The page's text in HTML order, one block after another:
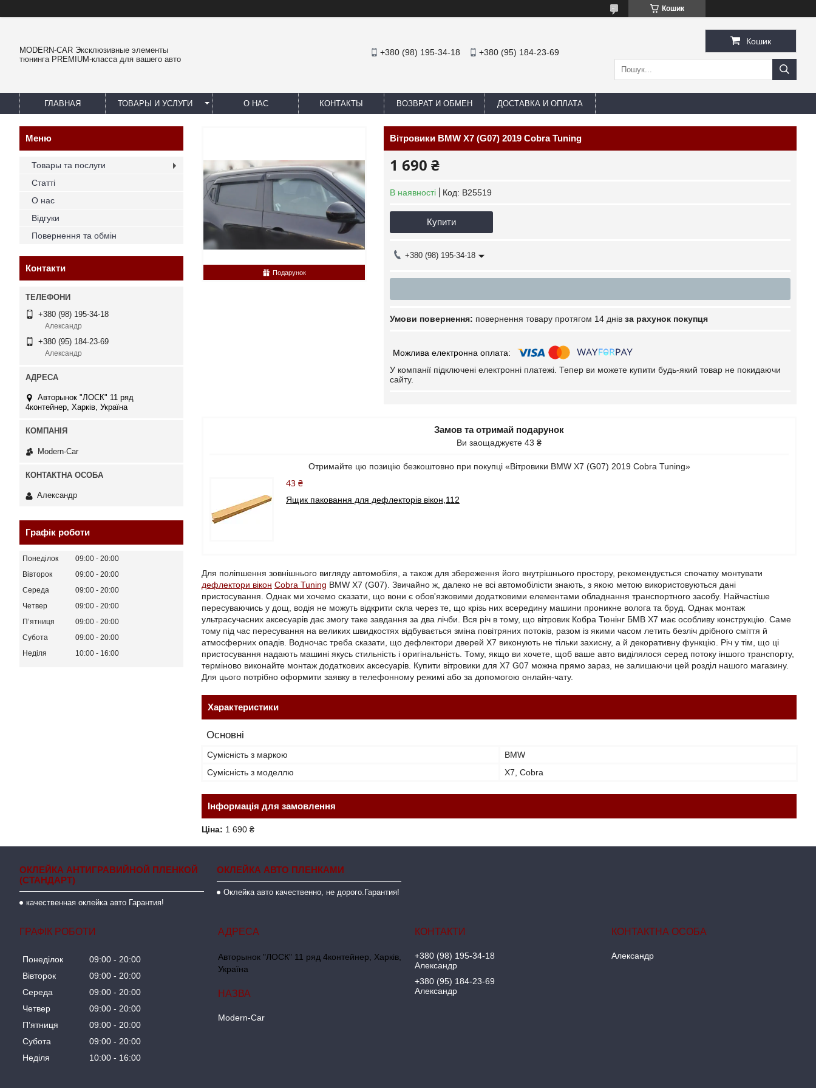
Кошик
MODERN-CAR Эксклюзивные элементы
тюнинга PREMIUM-класса для вашего авто
+380 (98) 195-34-18 +380 (95) 184-23-69
Кошик
ГЛАВНАЯ ТОВАРЫ И УСЛУГИ О НАС КОНТАКТЫ ВОЗВРАТ И ОБМЕН ДОСТАВКА И ОПЛАТА
Подарунок
Вітровики BMW X7 (G07) 2019 Cobra Tuning
1 690 ₴
В наявності Код: B25519
Купити
+380 (98) 195-34-18
повернення товару протягом 14 днів за рахунок покупця
У компанії підключені електронні платежі. Тепер ви можете купити будь-який товар не покидаючи
сайту.
Замов та отримай подарунок
Ви заощаджуєте 43 ₴
Отримайте цю позицію безкоштовно при покупці «Вітровики BMW X7 (G07) 2019 Cobra Tuning»
43 ₴
Ящик паковання для дефлекторів вікон,112
Для поліпшення зовнішнього вигляду автомобіля, а також для збереження його внутрішнього простору, рекомендується спочатку монтувати
дефлектори вікон Cobra Tuning BMW X7 (G07). Звичайно ж, далеко не всі автомобілісти знають, з якою метою використовуються дані
пристосування. Однак ми хочемо сказати, що вони є обов'язковими додатковими елементами обладнання транспортного засобу. Найчастіше
пересуваючись у дощ, водія не можуть відкрити скла через те, що крізь них всередину машини проникне волога та бруд. Однак монтаж
ультрасучасних аксесуарів дає змогу таке завдання за два лічби. Вся річ в тому, що вітровик Кобра Тюнінг БМВ Х7 має особливу конструкцію. Саме
тому під час пересування на великих швидкостях відбувається зміна повітряних потоків, разом із якими часом летить безліч дрібного сміття й
атмосферних опадів. Водночас треба сказати, що дефлектори дверей X7 виконують не тільки захисну, а й декоративну функцію. Річ у тім, що ці
пристосування надають машині якусь стильність і оригінальність. Тому, якщо ви хочете, щоб ваше авто виділялося серед потоку іншого транспорту,
терміново виконайте монтаж додаткових аксесуарів. Купити вітровики для Х7 G07 можна прямо зараз, не залишаючи цей розділ нашого магазину.
Для цього потрібно оформити заявку в телефонному режимі або за допомогою онлайн-чату.
Характеристики
Основні
Сумісність з маркою
BMW
Сумісність з моделлю
X7, Cobra
Інформація для замовлення
Ціна: 1 690 ₴
Товары та послуги
Статті
О нас
Відгуки
Повернення та обмін
Контакти
+380 (98) 195-34-18
Александр
+380 (95) 184-23-69
Александр
Авторынок "ЛОСК" 11 ряд
4контейнер, Харків, Україна
Modern-Car
Александр
Графік роботи
Понеділок 09:00
20:00
Вівторок
09:00
20:00
Середа
09:00
20:00
Четвер
09:00
20:00
Пʼятниця
09:00
20:00
Субота
09:00
20:00
Неділя
10:00 16:00
ОКЛЕЙКА АНТИГРАВИЙНОЙ ПЛЕНКОЙ
(СТАНДАРТ)
качественная оклейка авто Гарантия!
ОКЛЕЙКА АВТО ПЛЕНКАМИ
Оклейка авто качественно, не дорого.Гарантия!
ГРАФІК РОБОТИ
Понеділок 09:00
20:00
Вівторок
09:00
20:00
Середа
09:00
20:00
Четвер
09:00
20:00
Пʼятниця
09:00
20:00
Субота
09:00
20:00
Неділя
10:00 16:00
Авторынок "ЛОСК" 11 ряд 4контейнер, Харків,
Україна
Modern-Car
+380 (98) 195-34-18
Александр
+380 (95) 184-23-69
Александр
Александр